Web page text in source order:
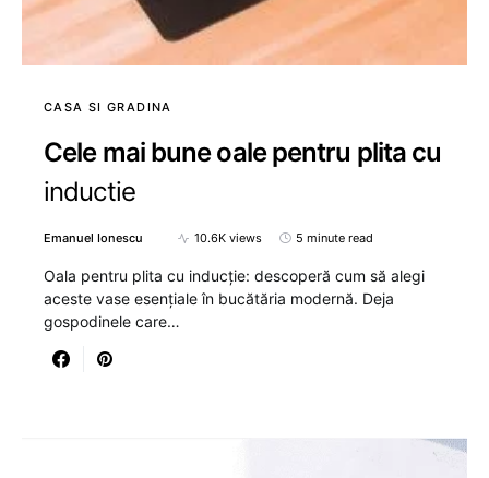
CASA SI GRADINA
Cele mai bune oale pentru plita cu
inductie
Emanuel Ionescu 10.6K views 5 minute read
Oala pentru plita cu inducție: descoperă cum să alegi
aceste vase esențiale în bucătăria modernă. Deja
gospodinele care…